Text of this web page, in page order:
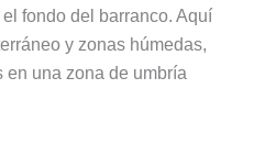
fondo del barranco. Aquí
y zonas húmedas,
en una zona de umbría